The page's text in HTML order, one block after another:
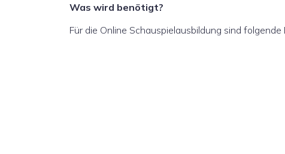
Was wird benötigt?
Für die Online Schauspielausbildung sind folgende